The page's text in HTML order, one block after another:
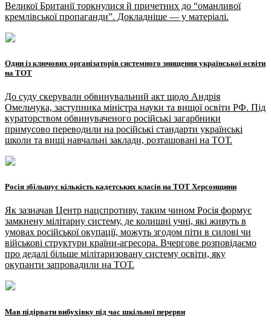
Великої Британії торкнулися й причетних до “оманливої
кремлівської пропаганди”. Докладніше — у матеріалі.
Один із ключових організаторів системного знищення української освіти
на ТОТ
До суду скерували обвинувальний акт щодо Андрія
Омельчука, заступника міністра науки та вищої освіти РФ. Під
кураторством обвинуваченого російські загарбники
примусово переводили на російські стандарти українські
школи та вищі навчальні заклади, розташовані на ТОТ.
Росія збільшує кількість кадетських класів на ТОТ Херсонщини
Як зазначав Центр нацспротиву, таким чином Росія формує
замкнену мілітарну систему, де колишні учні, які живуть в
умовах російської окупації, можуть згодом піти в силові чи
військові структури країни-агресора. Вчергове розповідаємо
про дедалі більше мілітаризовану систему освіти, яку
окупанти запровадили на ТОТ.
Мав підірвати вибухівку під час шкільної перерви